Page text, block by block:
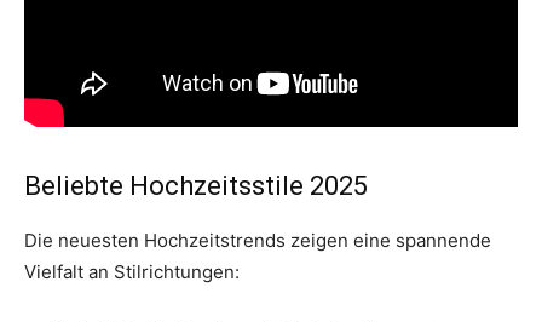
Beliebte Hochzeitsstile 2025
Die neuesten Hochzeitstrends zeigen eine spannende
Vielfalt an Stilrichtungen: